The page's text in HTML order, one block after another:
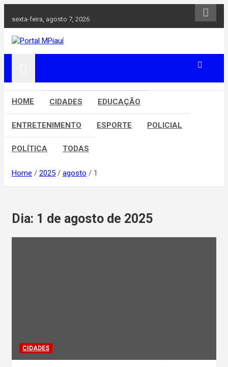
content
sexta-feira, agosto 7, 2026
Portal MPiauí
HOME CIDADES EDUCAÇÃO
ENTRETENIMENTO ESPORTE POLICIAL
POLÍTICA TODAS
Home 2025 agosto 1
Dia: 1 de agosto de 2025
CIDADES